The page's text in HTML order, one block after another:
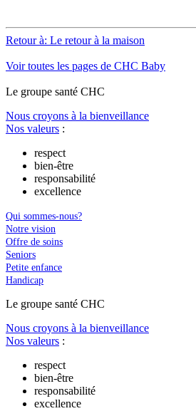
Retour à: Le retour à la maison
Voir toutes les pages de CHC Baby
Le groupe santé CHC
Nous croyons à la bienveillance
Nos valeurs :
respect
bien-être
responsabilité
excellence
Qui sommes-nous?
Notre vision
Offre de soins
Seniors
Petite enfance
Handicap
Le groupe santé CHC
Nous croyons à la bienveillance
Nos valeurs :
respect
bien-être
responsabilité
excellence